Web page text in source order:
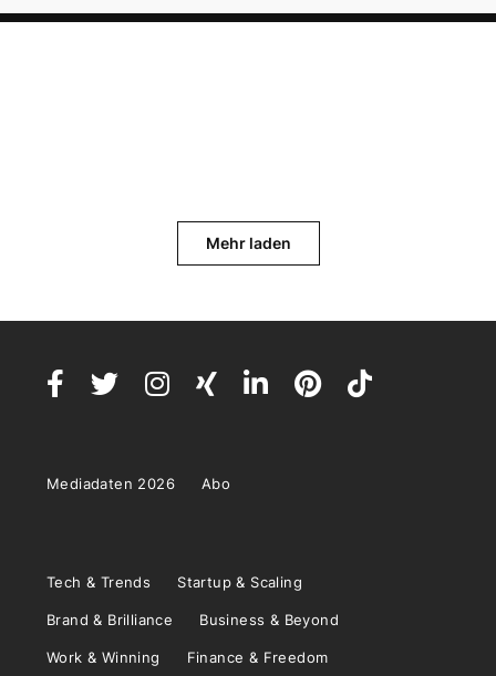
Mehr laden
Mediadaten 2026 Abo
Tech & Trends Startup & Scaling
Brand & Brilliance Business & Beyond
Work & Winning Finance & Freedom